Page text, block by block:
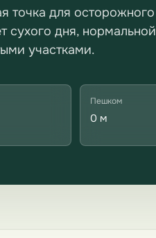
точка для осторожного
сухого дня, нормальной
участками.
Пешком
0 м